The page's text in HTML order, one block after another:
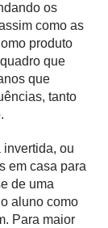
os
como as
produto
que
que
tanto
invertida, ou
em casa para
de uma
aluno como
Para maior